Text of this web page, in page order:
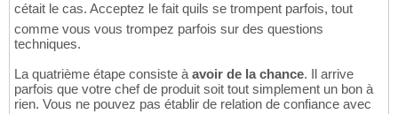
cétait le cas. Acceptez le fait quils se trompent parfois, tout
comme vous vous trompez parfois sur des questions
techniques.
La quatrième étape consiste à avoir de la chance. Il arrive
parfois que votre chef de produit soit tout simplement un bon à
rien. Vous ne pouvez pas établir de relation de confiance avec